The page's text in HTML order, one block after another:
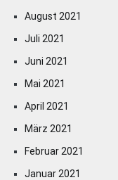
August 2021
Juli 2021
Juni 2021
Mai 2021
April 2021
März 2021
Februar 2021
Januar 2021